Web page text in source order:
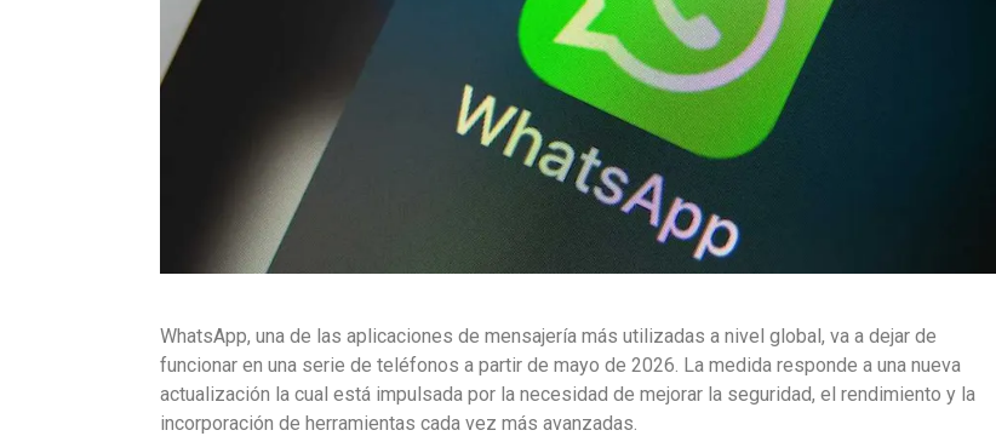
WhatsApp, una de las aplicaciones de mensajería más utilizadas a nivel global, va a dejar de
funcionar en una serie de teléfonos a partir de mayo de 2026. La medida responde a una nueva
actualización la cual está impulsada por la necesidad de mejorar la seguridad, el rendimiento y la
incorporación de herramientas cada vez más avanzadas.